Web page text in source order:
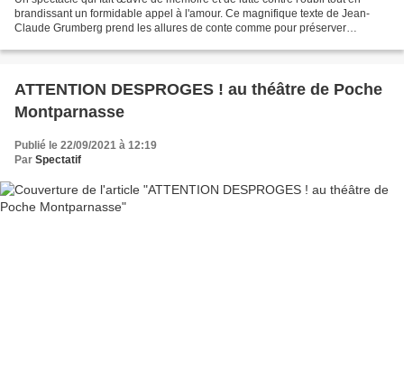
brandissant un formidable appel à l'amour. Ce magnifique texte de Jean-
Claude Grumberg prend les allures de conte comme pour préserver
ATTENTION DESPROGES ! au théâtre de Poche
Montparnasse
Publié le 22/09/2021 à 12:19
Par Spectatif